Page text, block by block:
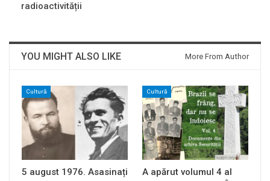
radioactivității
YOU MIGHT ALSO LIKE More From Author
Cultură
5 august 1976. Asasinați
Cultură
A apărut volumul 4 al